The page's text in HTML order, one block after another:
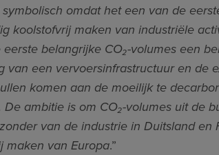
omdat het een van de
koolstofvrij maken van industriële
belangrijke CO₂-volumes een
van een vervoersinfrastructuur en de
komen aan de moeilijk te
ambitie is om CO₂-volumes uit de
van de industrie in Duitsland en
maken van Europa.”